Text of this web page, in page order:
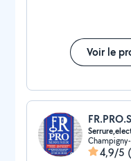
Voir le
4,9/5